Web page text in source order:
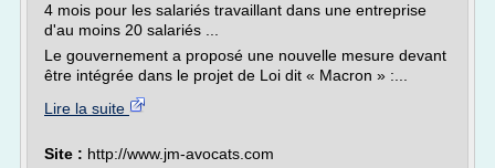
4 mois pour les salariés travaillant dans une entreprise
d'au moins 20 salariés ...
Le gouvernement a proposé une nouvelle mesure devant
être intégrée dans le projet de Loi dit « Macron » :...
Lire la suite
Site : http://www.jm-avocats.com